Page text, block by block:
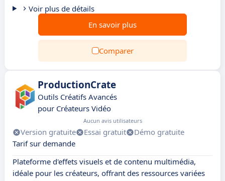
Voir plus de détails
En savoir plus
Comparer
ProductionCrate
Outils Créatifs Avancés
pour Créateurs Vidéo
Aucun avis utilisateurs
Version gratuite Essai gratuit
Démo gratuite
Tarif sur demande
Plateforme d'effets visuels et de contenu multimédia,
idéale pour les créateurs, offrant des ressources variées